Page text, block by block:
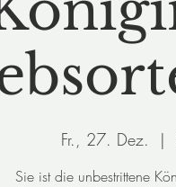
Fr., 27. Dez.
  |
Sie ist die unbestrittene